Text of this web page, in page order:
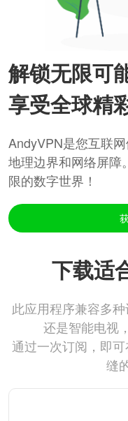
解锁无限可
享受全球精
AndyVPN是您互联
地理边界和网络屏障
限的数字世界！
下载适
此应用程序兼容多
还是智能电视
通过一次订阅，即
缝